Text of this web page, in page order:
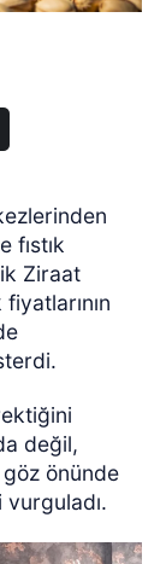
fıstık
Ziraat
fiyatlarının
değil,
önünde